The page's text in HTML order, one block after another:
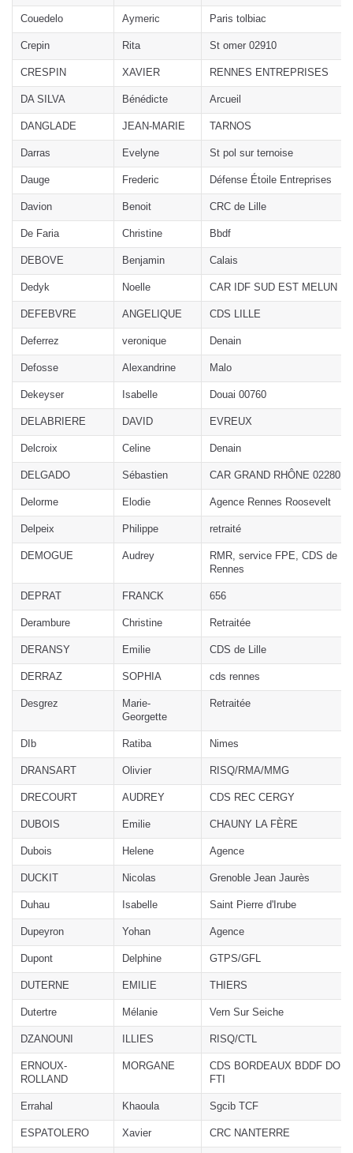
Couedelo Aymeric Paris tolbiac
Crepin Rita St omer 02910
CRESPIN XAVIER RENNES ENTREPRISES
DA SILVA Bénédicte Arcueil
DANGLADE JEAN-MARIE TARNOS
Darras Evelyne St pol sur ternoise
Dauge Frederic Défense Étoile Entreprises
Davion Benoit CRC de Lille
De Faria Christine Bbdf
DEBOVE Benjamin Calais
Dedyk Noelle CAR IDF SUD EST MELUN
DEFEBVRE ANGELIQUE CDS LILLE
Deferrez veronique Denain
Defosse Alexandrine Malo
Dekeyser Isabelle Douai 00760
DELABRIERE DAVID EVREUX
Delcroix Celine Denain
DELGADO Sébastien CAR GRAND RHÔNE 02280
Delorme Elodie Agence Rennes Roosevelt
Delpeix Philippe retraité
DEMOGUE Audrey
RMR, service FPE, CDS de
Rennes
DEPRAT FRANCK 656
Derambure Christine Retraitée
DERANSY Emilie CDS de Lille
DERRAZ SOPHIA cds rennes
Desgrez
Marie-
Georgette
Retraitée
DIb Ratiba Nimes
DRANSART Olivier RISQ/RMA/MMG
DRECOURT AUDREY CDS REC CERGY
DUBOIS Emilie CHAUNY LA FÈRE
Dubois Helene Agence
DUCKIT Nicolas Grenoble Jean Jaurès
Duhau Isabelle Saint Pierre d'Irube
Dupeyron Yohan Agence
Dupont Delphine GTPS/GFL
DUTERNE EMILIE THIERS
Dutertre Mélanie Vern Sur Seiche
DZANOUNI ILLIES RISQ/CTL
ERNOUX-
ROLLAND
MORGANE
CDS BORDEAUX BDDF DOP
FTI
Errahal Khaoula Sgcib TCF
ESPATOLERO Xavier CRC NANTERRE